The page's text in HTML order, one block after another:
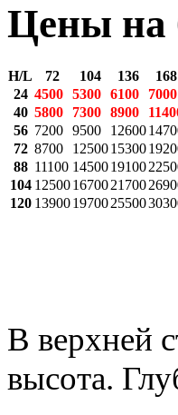
Цены на
H/L 72 104 136 168
24 4500 5300 6100 7000
40 5800 7300 8900
56 7200 9500 12600
72 8700 1250015300
88 11100 1450019100
104 125001670021700
120 139001970025500
В верхней
высота.